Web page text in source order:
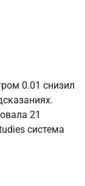
0.01 снизил
21
система